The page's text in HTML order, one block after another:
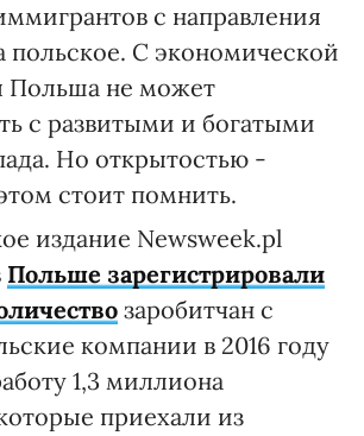
с направления
польское. С экономической
Польша не может
с развитыми и богатыми
Но открытостью -
стоит помнить.
издание Newsweek.pl
Польше зарегистрировали
заробитчан с
компании в 2016 году
1,3 миллиона
приехали из